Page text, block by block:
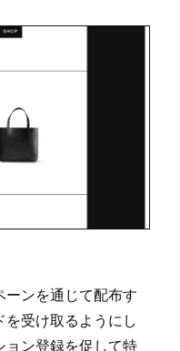
ーンを通じて配布す
を受け取るようにし
ョン登録を促して特